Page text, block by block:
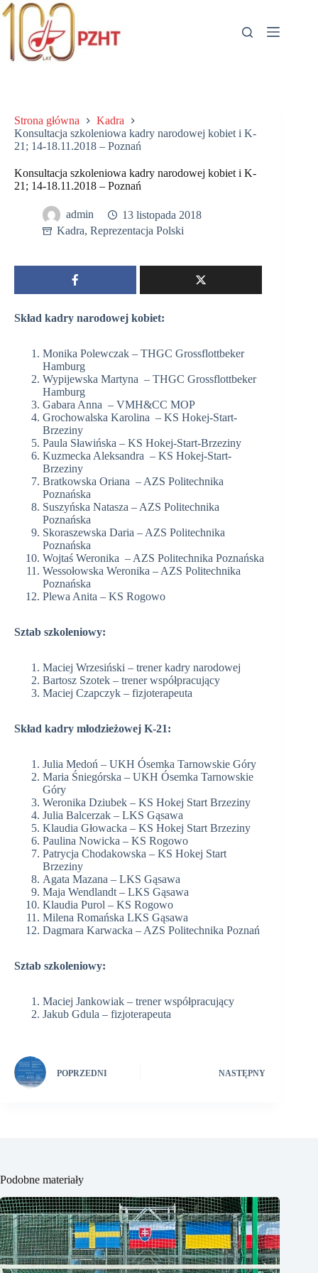
Przejdź
do
Strona główna
Kadra
Konsultacja szkoleniowa kadry narodowej kobiet i K-
21; 14-18.11.2018 – Poznań
Konsultacja szkoleniowa kadry narodowej kobiet i K-
21; 14-18.11.2018 – Poznań
admin
13 listopada 2018
Kadra, Reprezentacja Polski
Skład kadry narodowej kobiet:
Monika Polewczak – THGC Grossflottbeker
Hamburg
Wypijewska Martyna – THGC Grossflottbeker
Hamburg
Gabara Anna – VMH&CC MOP
Grochowalska Karolina – KS Hokej-Start-
Brzeziny
Paula Sławińska – KS Hokej-Start-Brzeziny
Kuzmecka Aleksandra – KS Hokej-Start-
Brzeziny
Bratkowska Oriana – AZS Politechnika
Poznańska
Suszyńska Natasza – AZS Politechnika
Poznańska
Skoraszewska Daria – AZS Politechnika
Poznańska
Wojtaś Weronika – AZS Politechnika Poznańska
Wessołowska Weronika – AZS Politechnika
Poznańska
Plewa Anita – KS Rogowo
Sztab szkoleniowy:
Maciej Wrzesiński – trener kadry narodowej
Bartosz Szotek – trener współpracujący
Maciej Czapczyk – fizjoterapeuta
Skład kadry młodzieżowej K-21:
Julia Medoń – UKH Ósemka Tarnowskie Góry
Maria Śniegórska – UKH Ósemka Tarnowskie
Góry
Weronika Dziubek – KS Hokej Start Brzeziny
Julia Balcerzak – LKS Gąsawa
Klaudia Głowacka – KS Hokej Start Brzeziny
Paulina Nowicka – KS Rogowo
Patrycja Chodakowska – KS Hokej Start
Brzeziny
Agata Mazana – LKS Gąsawa
Maja Wendlandt – LKS Gąsawa
Klaudia Purol – KS Rogowo
Milena Romańska LKS Gąsawa
Dagmara Karwacka – AZS Politechnika Poznań
Sztab szkoleniowy:
Maciej Jankowiak – trener współpracujący
Jakub Gdula – fizjoterapeuta
POPRZEDNI NASTĘPNY
Podobne materiały